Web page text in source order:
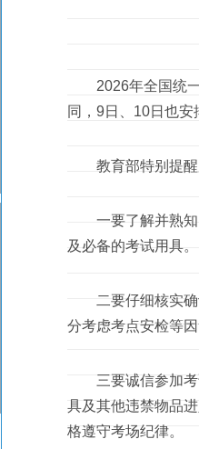
2026年全国统一
同，9日、10日也
教育部特别提醒
一要了解并熟知
及必备的考试用具。
二要仔细核实确
分考虑考点安检等
三要诚信参加考
具及其他违禁物品
格遵守考场纪律。